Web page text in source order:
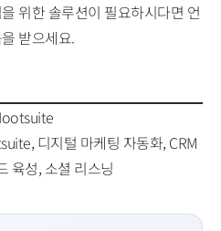
위한 솔루션이 필요하시다면 언
받으세요.
디지털 마케팅 자동화, CRM
육성, 소셜 리스닝